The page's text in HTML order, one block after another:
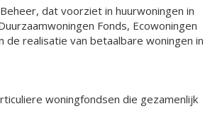
dat voorziet in huurwoningen in
Fonds, Ecowoningen
realisatie van betaalbare woningen in
woningfondsen die gezamenlijk